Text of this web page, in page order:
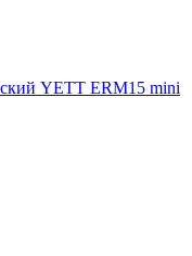
YETT ERM15 mini